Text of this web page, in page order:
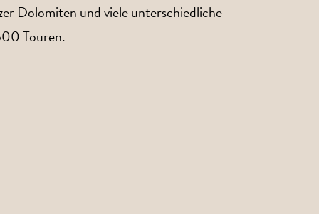
Dolomiten und viele unterschiedliche
Touren.